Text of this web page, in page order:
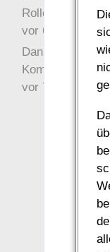
Rollenspielrunde
vor 6 Jahre 10
Danke für
Kommentar!
vor 7 Jahre 22